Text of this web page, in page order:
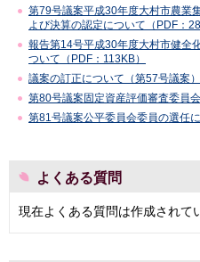
第79号議案平成30年度大村市農業
よび決算の認定について（PDF：
報告第14号平成30年度大村市健全
ついて（PDF：113KB）
議案の訂正について（第57号議案
第80号議案固定資産評価審査委員
第81号議案公平委員会委員の選任
よくある質問
現在よくある質問は作成されて